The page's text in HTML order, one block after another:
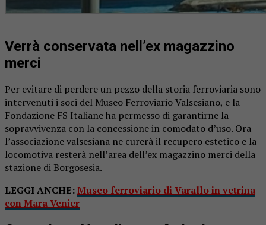
Verrà conservata nell’ex magazzino
merci
Per evitare di perdere un pezzo della storia ferroviaria sono
intervenuti i soci del Museo Ferroviario Valsesiano, e la
Fondazione FS Italiane ha permesso di garantirne la
sopravvivenza con la concessione in comodato d’uso. Ora
l’associazione valsesiana ne curerà il recupero estetico e la
locomotiva resterà nell’area dell’ex magazzino merci della
stazione di Borgosesia.
LEGGI ANCHE:Museo ferroviario di Varallo in vetrina
con Mara Venier